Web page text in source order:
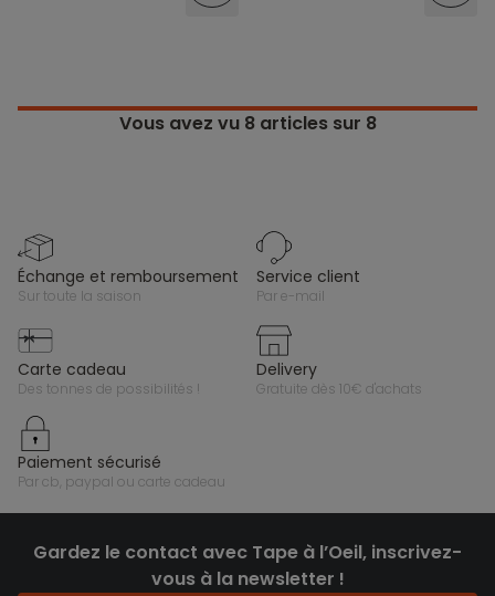
Vous avez vu 8articles sur 8
échange et remboursement
sur toute la saison
service client
par e-mail
carte cadeau
des tonnes de possibilités !
delivery
gratuite dès 10€ d'achats
paiement sécurisé
par cb, paypal ou carte cadeau
Gardez le contact avec Tape à l’Oeil, inscrivez-
vous à la newsletter !